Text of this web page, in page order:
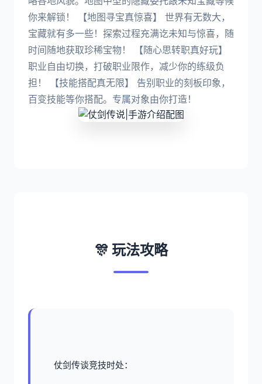
你来解锁！ 【地图寻宝真惊喜】 世界有无数大，
宝藏就有多一些！探索过程充满讫未知与惊喜，随
时间随地获取珍稀宝物！ 【随心思转职真好玩】
职业自由切换，打破职业限作，减少你的练级负
担！ 【技能搭配真无限】 告别职业的刻板印象，
百变技能等你搭配。专属对象由你打造！
🎊 玩法攻略
仗剑传谈竞技时处：